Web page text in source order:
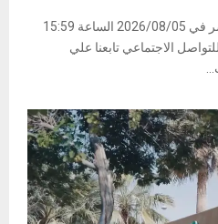
«نبض الخليج» مدار الساعة ـ نشر في 2026/08/05 الساعة 15:59
الاجتماعي تابعنا علي